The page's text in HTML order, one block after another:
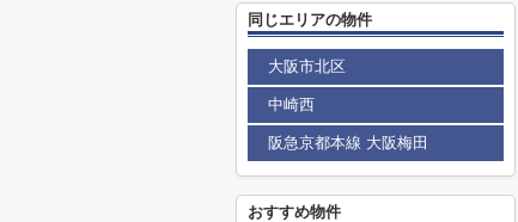
同じエリアの物件
大阪市北区
中崎西
阪急京都本線 大阪梅田
おすすめ物件